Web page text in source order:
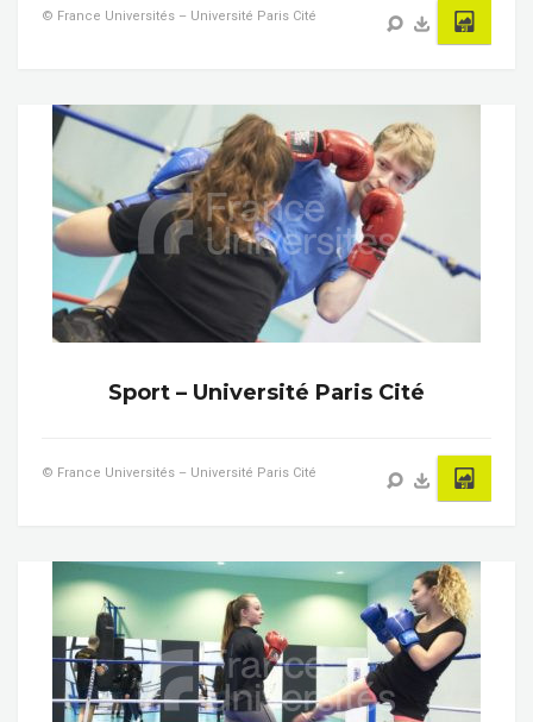
© France Universités – Université Paris Cité
Sport – Université Paris Cité
© France Universités – Université Paris Cité